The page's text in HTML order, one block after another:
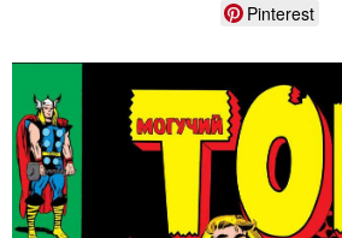
Pinterest